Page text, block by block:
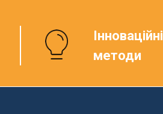
Інноваційні
методи